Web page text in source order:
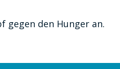
gegen den Hunger an.